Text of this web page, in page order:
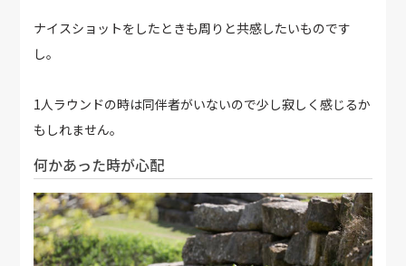
ナイスショットをしたときも周りと共感したいものです
し。
1人ラウンドの時は同伴者がいないので少し寂しく感じるか
もしれません。
何かあった時が心配